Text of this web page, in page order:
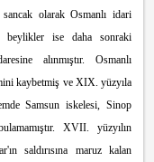
olarak Osmanlı idari
beylikler ise daha sonraki
alınmıştır. Osmanlı
kaybetmiş ve XIX. yüzyıla
Samsun iskelesi, Sinop
XVII. yüzyılın
saldırısına maruz kalan